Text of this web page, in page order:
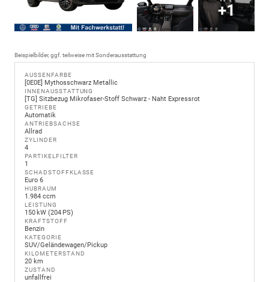
+1
Beispielbilder, ggf. teilweise mit Sonderausstattung
AUSSENFARBE
[0E0E] Mythosschwarz Metallic
INNENAUSSTATTUNG
[TG] Sitzbezug Mikrofaser-Stoff Schwarz - Naht Expressrot
GETRIEBE
Automatik
ANTRIEBSACHSE
Allrad
ZYLINDER
4
PARTIKELFILTER
1
SCHADSTOFFKLASSE
Euro 6
HUBRAUM
1.984 ccm
LEISTUNG
150 kW (204 PS)
KRAFTSTOFF
Benzin
KATEGORIE
SUV/Geländewagen/Pickup
KILOMETERSTAND
20 km
ZUSTAND
unfallfrei